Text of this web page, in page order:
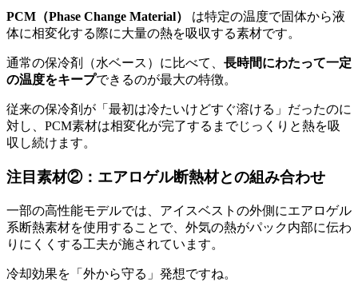
PCM（Phase Change Material）
は特定の温度で固体から液
体に相変化する際に大量の熱を吸収する素材です。
通常の保冷剤（水ベース）に比べて、 長時間にわたって一定
の温度をキープできるのが最大の特徴。
従来の保冷剤が「最初は冷たいけどすぐ溶ける」だったのに
対し、PCM素材は相変化が完了するまでじっくりと熱を吸
収し続けます。
注目素材②：エアロゲル断熱材との組み合わせ
一部の高性能モデルでは、アイスベストの外側にエアロゲル
系断熱素材を使用することで、外気の熱がパック内部に伝わ
りにくくする工夫が施されています。
冷却効果を「外から守る」発想ですね。